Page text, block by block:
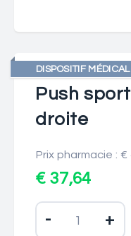
DISPOSITIF MÉDICAL
Push
droite
Prix pharmacie : €
€ 37,64
- +